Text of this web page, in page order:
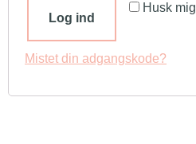
Husk mig
Log ind
Mistet din adgangskode?